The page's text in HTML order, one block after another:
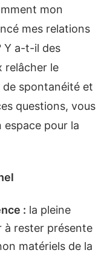
mon
mes relations
Y a-t-il des
relâcher le
de spontanéité et
questions, vous
pour la
: la pleine
à rester présente
matériels de la